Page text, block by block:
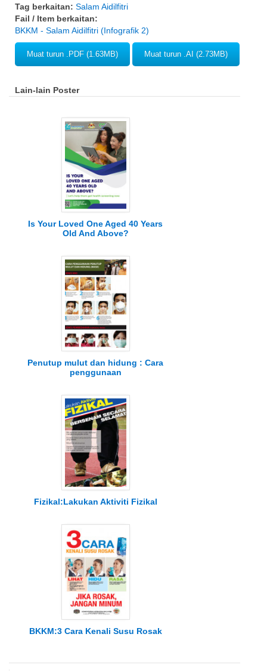
Tag berkaitan: Salam Aidilfitri
Fail / Item berkaitan:
BKKM - Salam Aidilfitri (Infografik 2)
Muat turun .PDF (1.63MB) Muat turun .AI (2.73MB)
Lain-lain Poster
Is Your Loved One Aged 40 Years
Old And Above?
Penutup mulut dan hidung : Cara
penggunaan
Fizikal:Lakukan Aktiviti Fizikal
BKKM:3 Cara Kenali Susu Rosak